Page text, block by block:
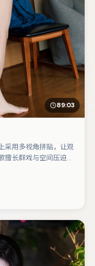
89:03
采用多视角拼贴，让观
擅长群戏与空间压迫
后呼应，适合喜欢抠台
适合周末一口气追完。